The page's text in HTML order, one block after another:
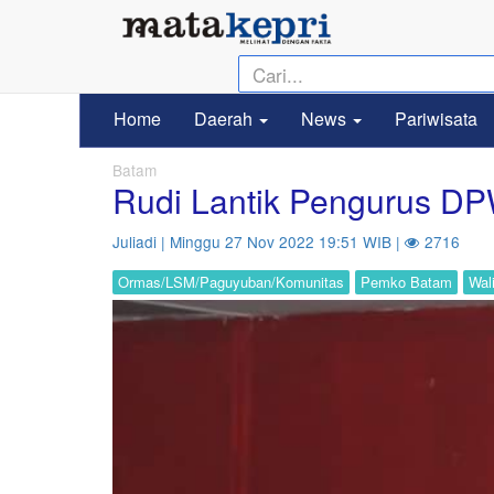
Home Daerah News Pariwisata
Batam
Rudi Lantik Pengurus
Juliadi | Minggu 27 Nov 2022 19:51 WIB | 2716
Ormas/LSM/Paguyuban/Komunitas Pemko Batam